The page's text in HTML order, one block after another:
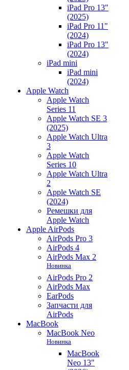
iPad Pro 13"
(2025)
iPad Pro 11"
(2024)
iPad Pro 13"
(2024)
iPad mini
iPad mini
(2024)
Apple Watch
Apple Watch
Series 11
Apple Watch SE 3
(2025)
Apple Watch Ultra
3
Apple Watch
Series 10
Apple Watch Ultra
2
Apple Watch SE
(2024)
Ремешки для
Apple Watch
Apple AirPods
AirPods Pro 3
AirPods 4
AirPods Max 2
Новинка
AirPods Pro 2
AirPods Max
EarPods
Запчасти для
AirPods
MacBook
MacBook Neo
Новинка
MacBook
Neo 13"